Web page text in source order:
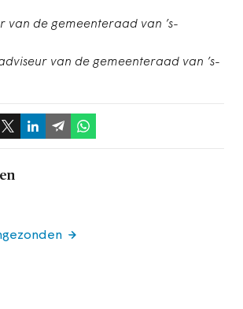
van de gemeenteraad van ’s-
van de gemeenteraad van ’s-